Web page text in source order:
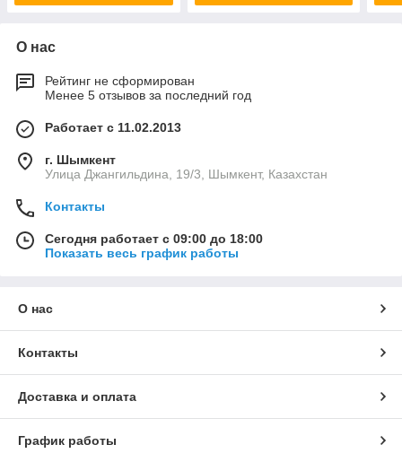
О нас
Рейтинг не сформирован
Менее 5 отзывов за последний год
Работает с 11.02.2013
г. Шымкент
Улица Джангильдина, 19/3, Шымкент, Казахстан
Контакты
Сегодня работает с 09:00 до 18:00
Показать весь график работы
О нас
Контакты
Доставка и оплата
График работы